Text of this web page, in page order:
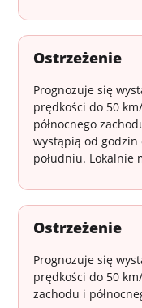
Ostrzeżenie
Prognozuje się
prędkości do 50
północnego
wystąpią od godzin
południu. Lokalnie
Ostrzeżenie
Prognozuje się
prędkości do 50
zachodu i